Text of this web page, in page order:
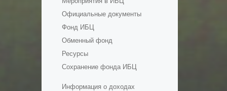
Официальные документы
Фонд ИБЦ
Обменный фонд
Ресурсы
Сохранение фонда ИБЦ
Информация о доходах